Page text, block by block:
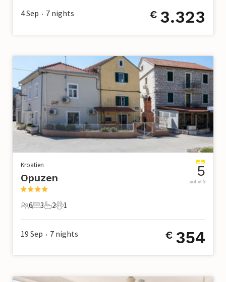
4 Sep • 7 nights € 3.323
Kroatien
Opuzen
6 Gäste
6
3 Schlafzimmer
3
2 Badezimmer
2
1 Haustier
1
5
out of 5
19 Sep • 7 nights € 354